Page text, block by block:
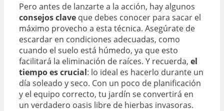
Pero antes de lanzarte a la acción, hay algunos
consejos clave que debes conocer para sacar el
máximo provecho a esta técnica. Asegúrate de
escardar en condiciones adecuadas, como
cuando el suelo está húmedo, ya que esto
facilitará la eliminación de raíces. Y recuerda, el
tiempo es crucial: lo ideal es hacerlo durante un
día soleado y seco. Con un poco de planificación
y el equipo correcto, tu jardín se convertirá en
un verdadero oasis libre de hierbas invasoras.